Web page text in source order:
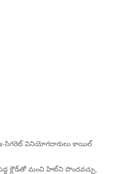
ఇ-సిగరెట్ వినియోగదారులు కాయిల్
క్లౌడ్‌తో మంచి హిట్‌ని పొందవచ్చు,